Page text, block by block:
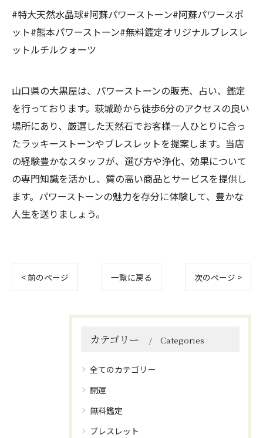
#特大天然水晶球#阿蘇パワーストーン#阿蘇パワースポ
ット#熊本パワーストーン#無料鑑定オリジナルブレスレ
ットルチルクォーツ
山口県の大黒屋は、パワーストーンの販売、占い、鑑定
を行っております。萩城跡から徒歩6分のアクセスの良い
場所にあり、厳選した天然石でお客様一人ひとりに合っ
たラッキーストーンやブレスレットを提案します。当店
の経験豊かなスタッフが、選び方や浄化、効果について
の専門知識を活かし、質の高い商品とサービスを提供し
ます。パワーストーンの魅力を存分に体験して、豊かな
人生を送りましょう。
< 前のページ 一覧に戻る 次のページ >
カテゴリー Categories
全てのカテゴリー
開運
無料鑑定
ブレスレット